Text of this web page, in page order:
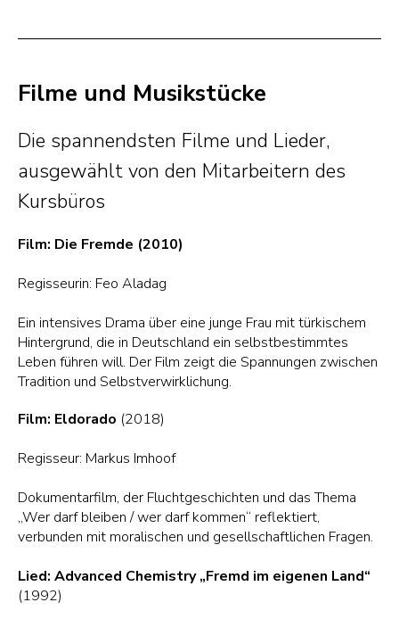
Filme und Musikstücke
Die spannendsten Filme und Lieder,
ausgewählt von den Mitarbeitern des
Kursbüros
Film: Die Fremde (2010)
Regisseurin: Feo Aladag
Ein intensives Drama über eine junge Frau mit türkischem
Hintergrund, die in Deutschland ein selbstbestimmtes
Leben führen will. Der Film zeigt die Spannungen zwischen
Tradition und Selbstverwirklichung.
Film: Eldorado (2018)
Regisseur: Markus Imhoof
Dokumentarfilm, der Fluchtgeschichten und das Thema
„Wer darf bleiben / wer darf kommen“ reflektiert,
verbunden mit moralischen und gesellschaftlichen Fragen.
Lied: Advanced Chemistry „Fremd im eigenen Land“
(1992)